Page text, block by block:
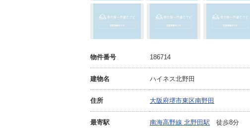
物件番号 186714
建物名 ハイネス北野田
住所 大阪府堺市東区南野田
最寄駅 南海高野線 北野田駅 徒歩8分